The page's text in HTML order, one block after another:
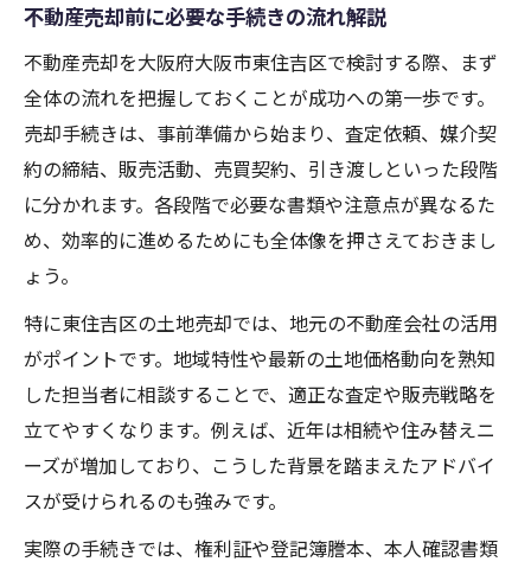
不動産売却前に必要な手続きの流れ解説
不動産売却を大阪府大阪市東住吉区で検討する際、まず
全体の流れを把握しておくことが成功への第一歩です。
売却手続きは、事前準備から始まり、査定依頼、媒介契
約の締結、販売活動、売買契約、引き渡しといった段階
に分かれます。各段階で必要な書類や注意点が異なるた
め、効率的に進めるためにも全体像を押さえておきまし
ょう。
特に東住吉区の土地売却では、地元の不動産会社の活用
がポイントです。地域特性や最新の土地価格動向を熟知
した担当者に相談することで、適正な査定や販売戦略を
立てやすくなります。例えば、近年は相続や住み替えニ
ーズが増加しており、こうした背景を踏まえたアドバイ
スが受けられるのも強みです。
実際の手続きでは、権利証や登記簿謄本、本人確認書類